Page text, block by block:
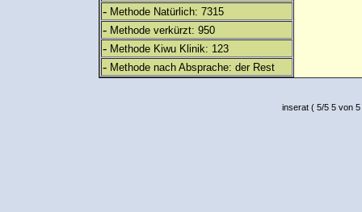
- Methode Natürlich: 7315
- Methode verkürzt: 950
- Methode Kiwu Klinik: 123
- Methode nach Absprache: der Rest
inserat( 5/5 5 von 5